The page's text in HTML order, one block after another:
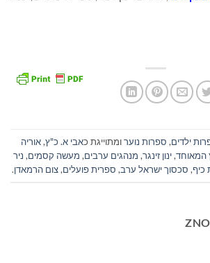
ילדים, ספרות נוערומתוייגת כאבי א. כ"ץ,אוריה
המאוחד,ינון זינגר, מנהגים ערבים, מעשה קסמים, ניר
כיף, סכסוך ישראל ערב, ספרית פועלים,צום הרמאדן.